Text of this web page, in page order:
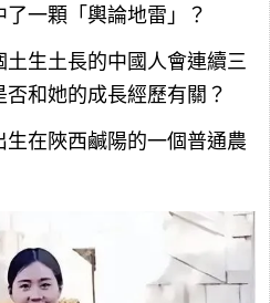
一顆「輿論地雷」？
生土長的中國人會連續三
和她的成長經歷有關？
生在陜西鹹陽的一個普通農